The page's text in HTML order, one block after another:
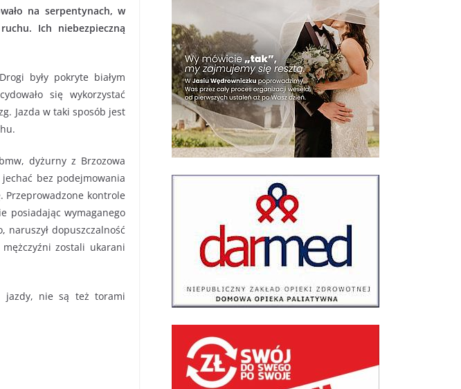
na serpentynach, w
Ich niebezpieczną
były pokryte białym
się wykorzystać
Jazda w taki sposób jest
dyżurny z Brzozowa
bez podejmowania
kontrole
posiadając wymaganego
dopuszczalność
zostali ukarani
jazdy, nie są też torami